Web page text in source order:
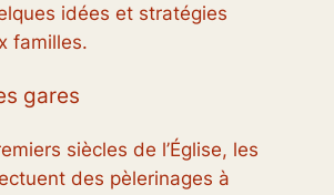
idées et stratégies
familles.
gares
siècles de l’Église, les
des pèlerinages à